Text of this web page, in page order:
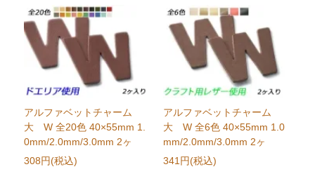
アルファベットチャーム
大 W 全20色 40×55mm 1.
0mm/2.0mm/3.0mm 2ヶ
308円(税込)
アルファベットチャーム
大 W 全6色 40×55mm 1.0
mm/2.0mm/3.0mm 2ヶ
341円(税込)